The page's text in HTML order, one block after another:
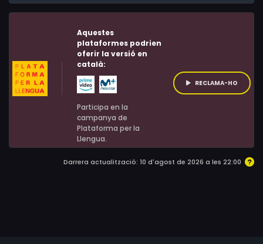
Aquestes
plataformes podrien
oferir la versió en
català:
Participa en la
campanya de
Plataforma per la
Llengua.
RECLAMA-HO
Darrera actualització: 10 d'agost de 2026 a les 22:00